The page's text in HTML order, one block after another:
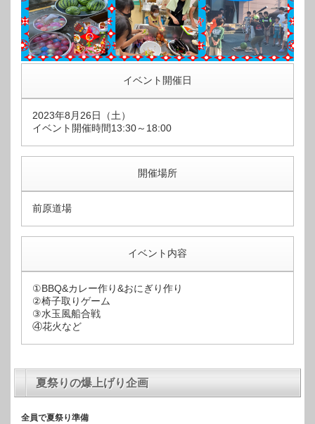
イベント開催日
2023年8月26日（土）
イベント開催時間13:30～18:00
開催場所
前原道場
イベント内容
①BBQ&カレー作り&おにぎり作り
②椅子取りゲーム
③水玉風船合戦
④花火など
夏祭りの爆上げり企画
全員で夏祭り準備